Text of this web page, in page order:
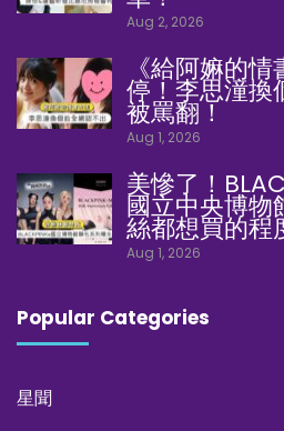
Aug 2, 2026
《給阿嫲的
停！李思潼換
被罵翻！
Aug 1, 2026
美慘了！
國立中央博物
絲都想買的程
Aug 1, 2026
Popular Categories
星聞